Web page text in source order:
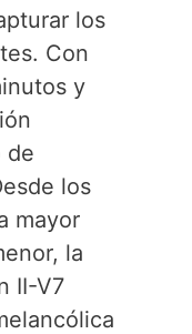
los
Con
y
de
los
mayor
la
II-V7